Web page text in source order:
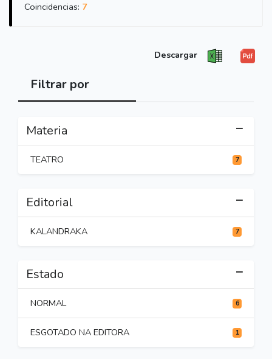
Coincidencias: 7
Descargar
Filtrar por
Materia
TEATRO 7
Editorial
KALANDRAKA 7
Estado
NORMAL 6
ESGOTADO NA EDITORA 1